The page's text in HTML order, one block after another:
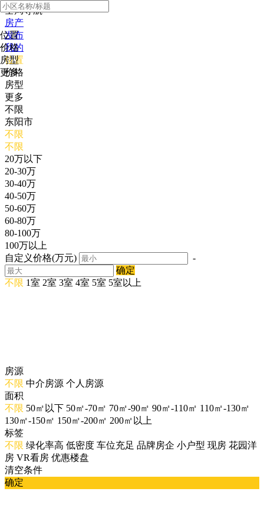
全局导航
房产
发布
我的
位置
价格
房型
更多
位置
价格
房型
更多
不限
东阳市
不限
不限
20万以下
20-30万
30-40万
40-50万
50-60万
60-80万
80-100万
100万以上
自定义价格(万元)
-
确定
不限 1室 2室 3室 4室 5室 5室以上
房源
不限 中介房源 个人房源
面积
不限 50㎡以下 50㎡-70㎡ 70㎡-90㎡ 90㎡-110㎡ 110㎡-130㎡
130㎡-150㎡ 150㎡-200㎡ 200㎡以上
标签
不限 绿化率高 低密度 车位充足 品牌房企 小户型 现房 花园洋
房 VR看房 优惠楼盘
清空条件
确定